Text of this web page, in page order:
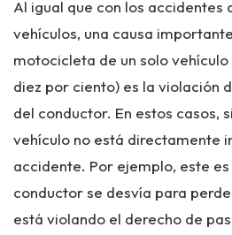
Al igual que con los accidentes
vehículos, una causa
motocicleta de un solo
diez por ciento) es la violación
del conductor. En estos casos,
vehículo no está directamente
accidente. Por ejemplo, este
conductor se desvía para
está violando el derecho de